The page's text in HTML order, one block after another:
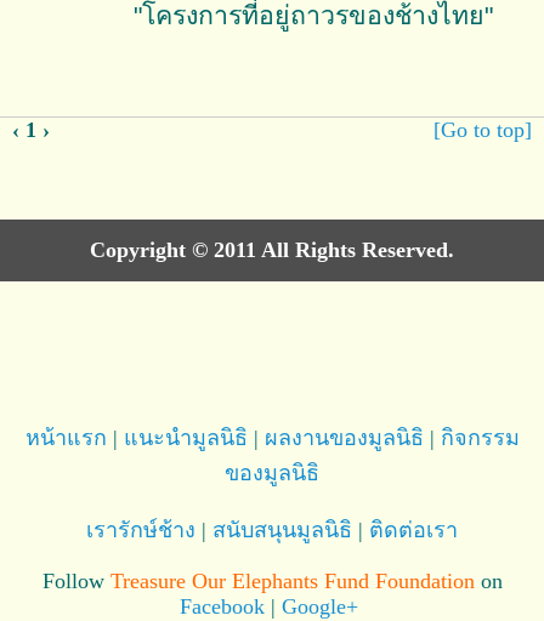
"โครงการที่อยู่ถาวรของช้างไทย"
‹ 1 › [Go to top]
Copyright © 2011 All Rights Reserved.
หน้าแรก | แนะนำมูลนิธิ | ผลงานของมูลนิธิ | กิจกรรม
ของมูลนิธิ
เรารักษ์ช้าง | สนับสนุนมูลนิธิ | ติดต่อเรา
FollowTreasure Our Elephants Fund Foundationon
Facebook | Google+